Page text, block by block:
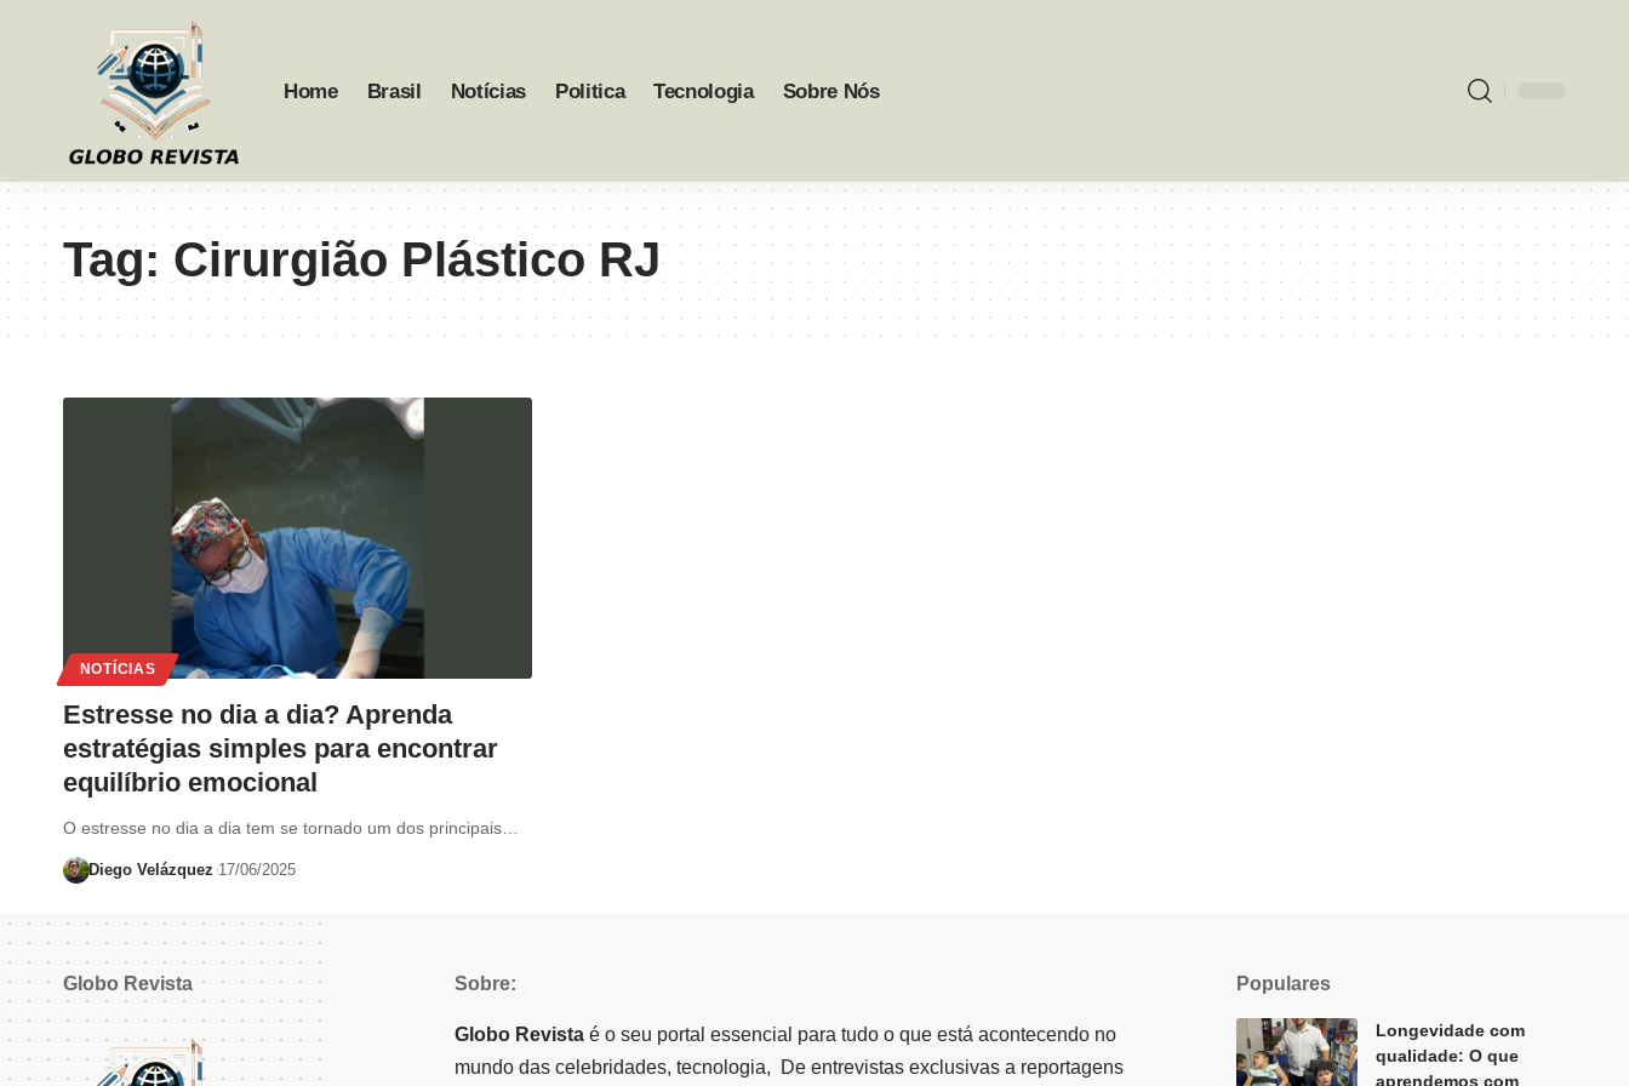
Home Brasil Notícias Politica Tecnologia Sobre Nós
Tag:Cirurgião Plástico RJ
NOTÍCIAS
Estresse no dia a dia? Aprenda
estratégias simples para encontrar
equilíbrio emocional
O estresse no dia a dia tem se tornado um dos principais…
Diego Velázquez 17/06/2025
Globo Revista Sobre:
Globo Revistaé o seu portal essencial para tudo o que está acontecendo no
mundo das celebridades, tecnologia, De entrevistas exclusivas a reportagens
Populares
Longevidade com
qualidade: O que
aprendemos com